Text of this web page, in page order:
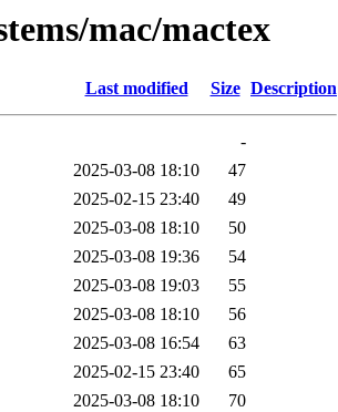
mac/mactex
Last modified Size Description
-
2025-03-08 18:10
47
2025-02-15 23:40
49
2025-03-08 18:10
50
2025-03-08 19:36
54
2025-03-08 19:03
55
2025-03-08 18:10
56
2025-03-08 16:54
63
2025-02-15 23:40
65
2025-03-08 18:10
70